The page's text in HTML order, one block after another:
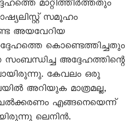
മാറ്റിത്തീർത്തതും
സമൂഹം
അയവേറിയ
കൊണ്ടെത്തിച്ചതും
അദ്ദേഹത്തിന്റെ
കേവലം ഒരു
അറിയുക മാത്രമല്ല,
എങ്ങനെയെന്ന്